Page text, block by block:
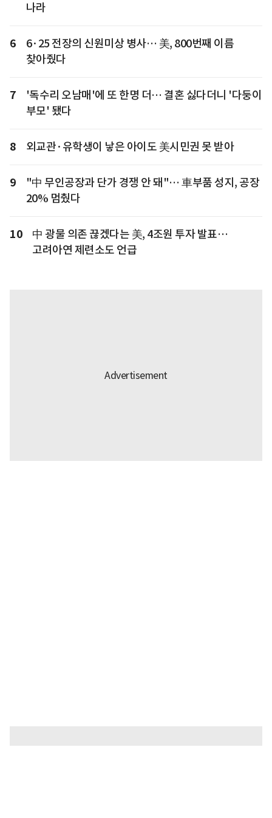
나라
6
6·25 전장의 신원미상 병사… 美, 800번째 이름
찾아줬다
7
'독수리 오남매'에 또 한명 더… 결혼 싫다더니 '다둥이
부모' 됐다
8 외교관·유학생이 낳은 아이도 美시민권 못 받아
9
"中 무인공장과 단가 경쟁 안 돼"… 車부품 성지, 공장
20% 멈췄다
10
中 광물 의존 끊겠다는 美, 4조원 투자 발표…
고려아연 제련소도 언급